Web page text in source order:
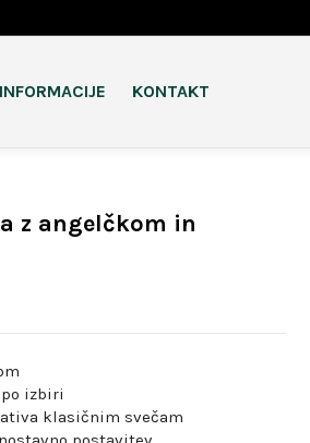
INFORMACIJE KONTAKT
z angelčkom in
izbiri
klasičnim svečam